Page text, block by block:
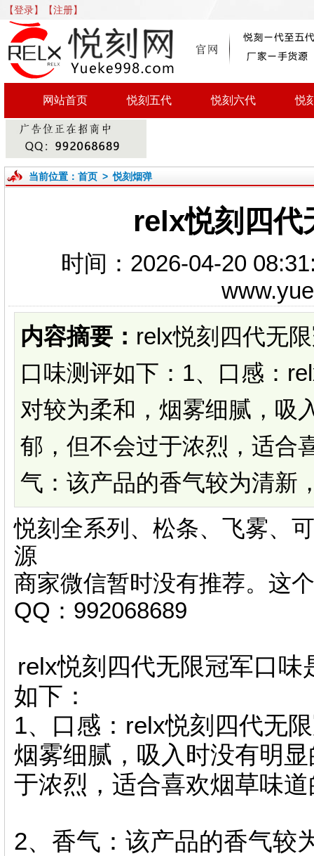
【登录】 【注册】
网站首页 悦刻五代 悦刻六代 悦
当前位置： 首页>悦刻烟弹
relx悦刻四代
时间：2026-04-20
内容摘要： relx悦刻四代无
口味测评如下：1、口感：
对较为柔和，烟雾细腻，吸
郁，但不会过于浓烈，适合
气：该产品的香气较为清新
悦刻全系列、松条、飞雾、
源
商家微信暂时没有推荐。这
QQ：992068689
relx悦刻四代无限冠军口
如下：
1、口感：relx悦刻四代无
烟雾细腻，吸入时没有明
于浓烈，适合喜欢烟草味
2、香气：该产品的香气较